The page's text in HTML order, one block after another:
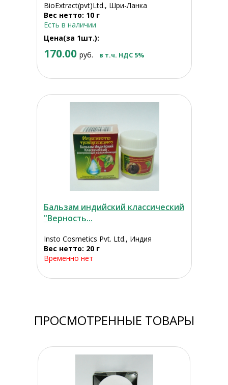
BioExtract(pvt)Ltd., Шри-Ланка
Вес нетто: 10 г
Есть в наличии
Цена(за 1шт.):
170.00 руб. в т.ч. НДС 5%
Бальзам индийский классический
"Верность...
Insto Cosmetics Pvt. Ltd., Индия
Вес нетто: 20 г
Временно нет
ПРОСМОТРЕННЫЕ ТОВАРЫ